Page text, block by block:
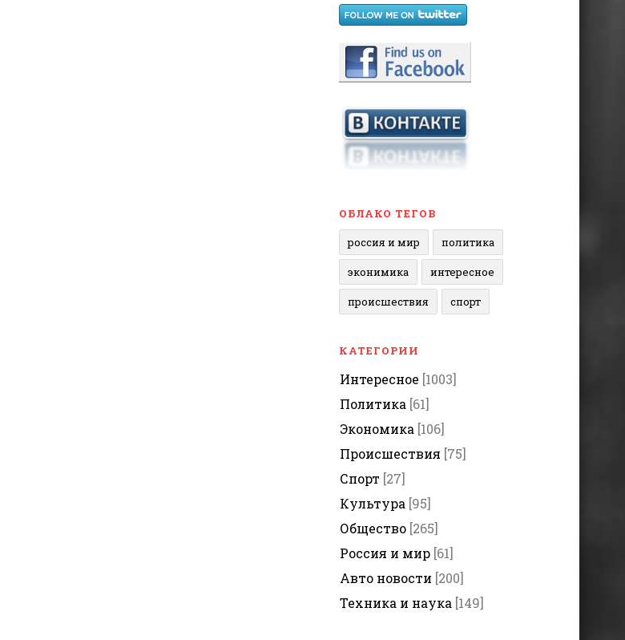
ОБЛАКО ТЕГОВ
россия и мир
политика
эконимика интересное
происшествия спорт
КАТЕГОРИИ
Интересное [1003]
Политика [61]
Экономика [106]
Происшествия [75]
Спорт [27]
Культура [95]
Общество [265]
Россия и мир [61]
Авто новости [200]
Техника и наука [149]